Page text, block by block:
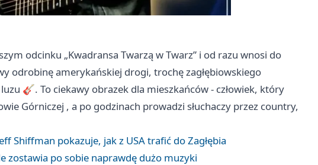
odcinku „Kwadransa Twarzą w Twarz” i od razu wnosi do
odrobinę amerykańskiej drogi, trochę zagłębiowskiego
🎸. To ciekawy obrazek dla mieszkańców - człowiek, który
Górniczej , a po godzinach prowadzi słuchaczy przez country,
Shiffman pokazuje, jak z USA trafić do Zagłębia
zostawia po sobie naprawdę dużo muzyki